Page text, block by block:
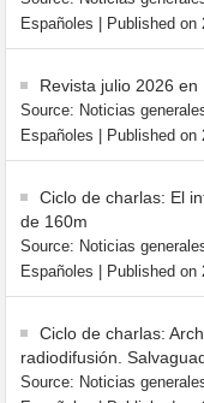
Españoles
Published on
Revista julio 2026 en
Source: Noticias
Españoles
Published on
Ciclo de charlas: El
de 160m
Source: Noticias
Españoles
Published on
Ciclo de charlas:
radiodifusión.
Source: Noticias